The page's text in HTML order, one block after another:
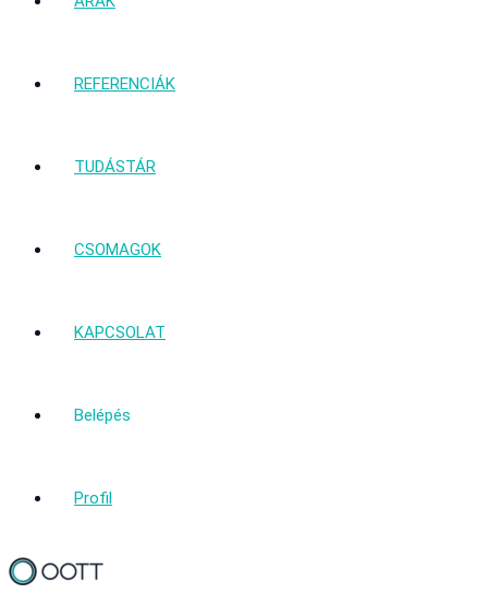
REFERENCIÁK
TUDÁSTÁR
CSOMAGOK
KAPCSOLAT
Belépés
Profil